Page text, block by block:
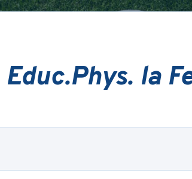
Educ.Phys. la